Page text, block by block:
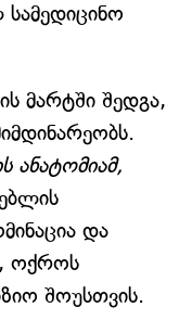
მარტში შედგა,
ანატომიამ,
და
ოქროს
შოუსთვის.